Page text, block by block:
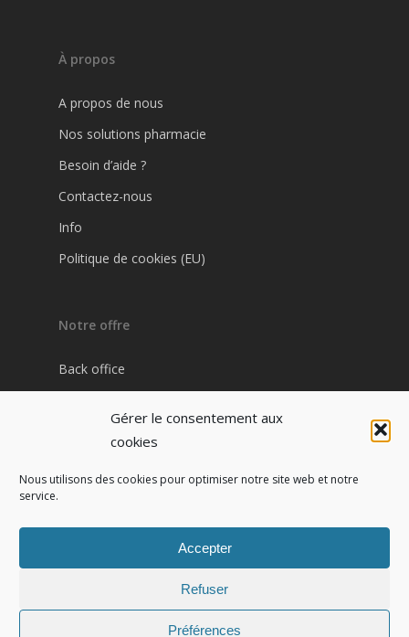
Gérer le consentement aux
cookies
Nous utilisons des cookies pour optimiser notre site web et notre
service.
Accepter
Refuser
Préférences
À propos
A propos de nous
Nos solutions pharmacie
Besoin d’aide ?
Contactez-nous
Info
Politique de cookies (EU)
Notre offre
Back office
Tel : 04 91 54 91 52